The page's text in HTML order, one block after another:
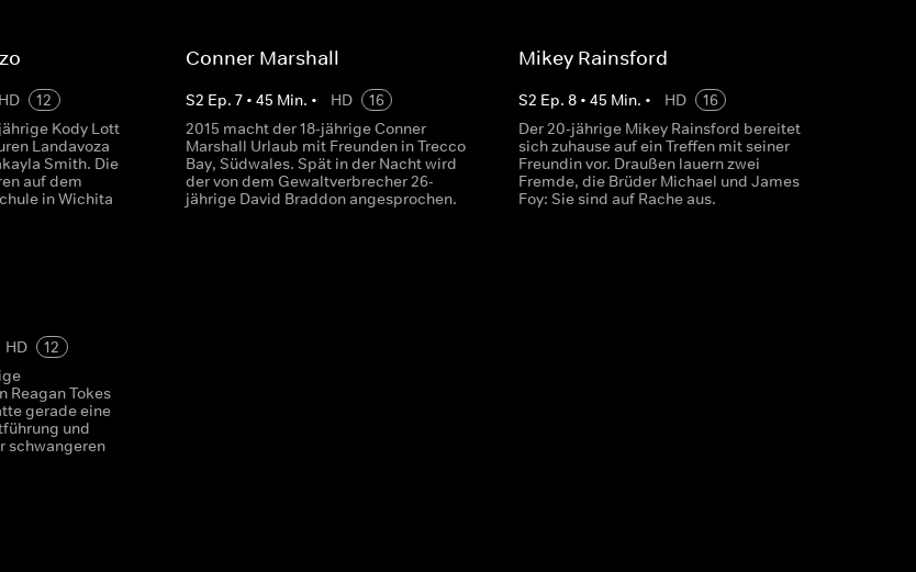
HD
12
Kody Lott
Landavoza
Smith. Die
auf dem
in Wichita
Conner Marshall
S2 Ep. 7• 45 Min. • HD
16
2015 macht der 18-jährige Conner
Marshall Urlaub mit Freunden in Trecco
Bay, Südwales. Spät in der Nacht wird
der von dem Gewaltverbrecher 26-
jährige David Braddon angesprochen.
Mikey Rainsford
S2 Ep. 8• 45 Min. • HD
16
Der 20-jährige Mikey Rainsford bereitet
sich zuhause auf ein Treffen mit seiner
Freundin vor. Draußen lauern zwei
Fremde, die Brüder Michael und James
Foy: Sie sind auf Rache aus.
HD
12
Reagan Tokes
gerade eine
und
schwangeren